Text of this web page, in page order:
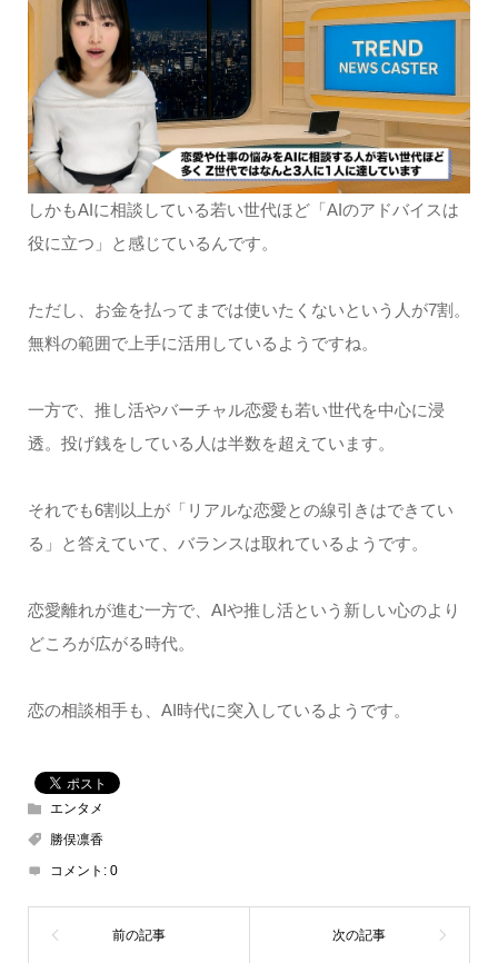
しかもAIに相談している若い世代ほど「AIのアドバイスは
役に立つ」と感じているんです。
ただし、お金を払ってまでは使いたくないという人が7割。
無料の範囲で上手に活用しているようですね。
一方で、推し活やバーチャル恋愛も若い世代を中心に浸
透。投げ銭をしている人は半数を超えています。
それでも6割以上が「リアルな恋愛との線引きはできてい
る」と答えていて、バランスは取れているようです。
恋愛離れが進む一方で、AIや推し活という新しい心のより
どころが広がる時代。
恋の相談相手も、AI時代に突入しているようです。
エンタメ
勝俣凛香
コメント: 0